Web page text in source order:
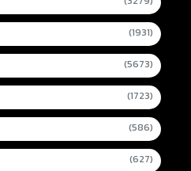
(1931)
(5673)
(1723)
(586)
(627)